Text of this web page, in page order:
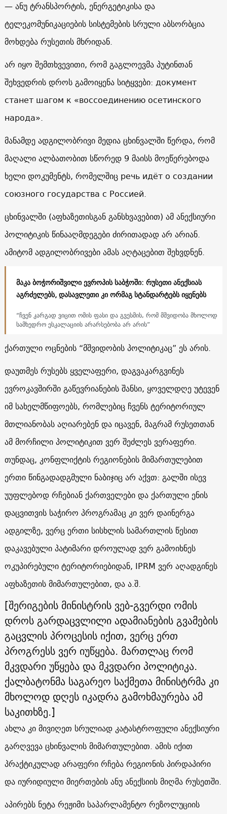
— ანუ ტრანსპორტის, ენერგეტიკისა და
ტელეკომუნიკაციების სისტემების სრული აბსორბცია
მოხდება რუსეთის მხრიდან.
არ იყო შემთხვევითი, რომ გაგლოევმა პუტინთან
შეხვედრის დროს გამოიყენა სიტყვები: документ
станет шагом к «воссоединению осетинского
народа».
მანამდე ადგილობრივი მედია ცხინვალში წერდა, რომ
მაღალი ალბათობით სწორედ 9 მაისს მოეწერებოდა
ხელი დოკუმენტს, რომელშიც речь идёт о создании
союзного государства с Россией.
ცხინვალში (აფხაზეთისგან განსხვავებით) ამ ანექსიური
პოლიტიკის წინააღმდეგები ძირითადად არ არიან.
ამიტომ ადგილობრივები ამას აღტაცებით შეხვდნენ.
მაკა ბოჭორიშვილი ევროპის საბჭოში: რუსეთი ანექსიას
აგრძელებს, დასავლეთი კი ორმაგ სტანდარტებს იყენებს
“ჩვენ კარგად ვიცით ომის ფასი და გვესმის, რომ მშვიდობა მხოლოდ
სამხედრო ესკალაციის არარსებობა არ არის”
ქართული ოცნების “მშვიდობის პოლიტიკაც” ეს არის.
დაუთმეს რუსებს ყველაფერი, დაგვაკარგვინეს
ევროკავშირში გაწევრიანების შანსი, ყოველდღე უტევენ
იმ სახელმწიფოებს, რომლებიც ჩვენს ტერიტორიულ
მთლიანობას აღიარებენ და იცავენ, მაგრამ რუსეთთან
ამ მორჩილი პოლიტიკით ვერ შეძლეს ვერაფერი.
თუნდაც, კონფლიქტის რეგიონების მიმართულებით
ერთი წინგადადგმული ნაბიჯიც არ აქვთ: გალში ისევ
უუფლებოდ რჩებიან ქართველები და ქართული ენის
დაცვითვის საჭირო პროგრამაც კი ვერ დაინერგა
ადგილზე, ვერც ერთი სისხლის სამართლის წესით
დაკავებული პატიმარი დროულად ვერ გამოიხნეს
ოკუპირებული ტერიტორიებიდან, IPRM ვერ აღადგინეს
აფხაზეთის მიმართულებით, და ა.შ.
[შერიგების მინისტრის ვებ-გვერდი ომის
დროს გარდაცვლილი ადამიანების გვამების
გაცვლის პროცესის იქით, ვერც ერთ
პროგრესს ვერ იუწყება. მართლაც რომ
მკვდარი უწყება და მკვდარი პოლიტიკა.
ქალბატონმა საგარეო საქმეთა მინისტრმა კი
მხოლოდ დღეს იკადრა გამოხმაურება ამ
საკითხზე.]
ახლა კი მივიღეთ სრულიად კატასტროფული ანექსიური
გარღვევა ცხინვალის მიმართულებით. ამის იქით
პრაქტიკულად არაფერი რჩება რეგიონის პირდაპირი
და იურიდიული მიერთების ანუ ანექსიის მიღმა რუსეთში.
აპირებს ნეტა რეჟიმი საპარლამენტო რეზოლუციის